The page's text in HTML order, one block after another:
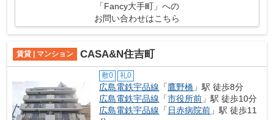
「Fancy大手町」への
お問い合わせはこちら
賃貸 | マンション CASA&N住吉町
敷0 礼0
広島電鉄宇品線 「鷹野橋 」駅 徒歩8分
広島電鉄宇品線 「市役所前 」駅 徒歩10分
広島電鉄宇品線 「 日赤病院前 」駅 徒歩11